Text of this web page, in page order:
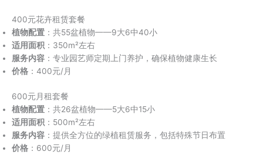
400元花卉租赁套餐
植物配置 ：共55盆植物——9大6中40小
适用面积 ：350m²左右
服务内容 ：专业园艺师定期上门养护，确保植物健康生长
价格 ：400元/月
600元月租套餐
植物配置 ：共26盆植物——5大6中15小
适用面积 ：500m²左右
服务内容 ：提供全方位的绿植租赁服务，包括特殊节日布置
价格 ：600元/月